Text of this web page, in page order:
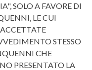
SOLO A FAVORE DI
LE CUI
STESSO
CHE
PRESENTATO LA